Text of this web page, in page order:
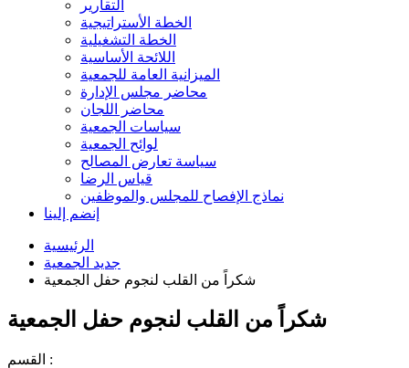
التقارير
الخطة الأستراتيجية
الخطة التشغيلية
اللائحة الأساسية
الميزانية العامة للجمعية
محاضر مجلس الإدارة
محاضر اللجان
سياسات الجمعية
لوائح الجمعية
سياسة تعارض المصالح
قياس الرضا
نماذج الإفصاح للمجلس والموظفين
إنضم إلينا
الرئيسية
جديد الجمعية
شكراً من القلب لنجوم حفل الجمعية
شكراً من القلب لنجوم حفل الجمعية
القسم :